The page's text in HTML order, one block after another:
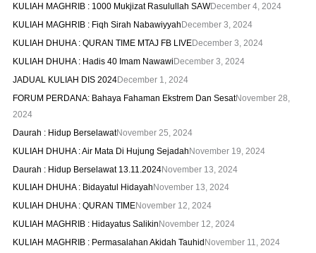
KULIAH MAGHRIB : 1000 Mukjizat Rasulullah SAWDecember 4, 2024
KULIAH MAGHRIB : Fiqh Sirah NabawiyyahDecember 3, 2024
KULIAH DHUHA : QURAN TIME MTAJ FB LIVEDecember 3, 2024
KULIAH DHUHA : Hadis 40 Imam NawawiDecember 3, 2024
JADUAL KULIAH DIS 2024December 1, 2024
FORUM PERDANA: Bahaya Fahaman Ekstrem Dan SesatNovember 28,
2024
Daurah : Hidup BerselawatNovember 25, 2024
KULIAH DHUHA : Air Mata Di Hujung SejadahNovember 19, 2024
Daurah : Hidup Berselawat 13.11.2024November 13, 2024
KULIAH DHUHA : Bidayatul Hidayah November 13, 2024
KULIAH DHUHA : QURAN TIMENovember 12, 2024
KULIAH MAGHRIB : Hidayatus Salikin November 12, 2024
KULIAH MAGHRIB : Permasalahan Akidah Tauhid November 11, 2024